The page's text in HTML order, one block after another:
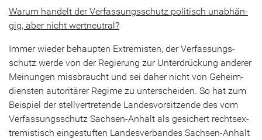
Warum han­delt der Ver­fas­sungs­schutz po­li­tisch un­ab­hän­
gig, aber nicht wert­neu­tral?
Immer wie­der be­haup­ten Ex­tre­mis­ten, der Ver­fas­sungs­
schutz werde von der Re­gie­rung zur Un­ter­drü­ckung an­de­rer
Mei­nun­gen miss­braucht und sei daher nicht von Ge­heim­
diens­ten au­to­ri­tä­rer Re­gime zu un­ter­schei­den. So hat zum
Bei­spiel der stell­ver­tre­ten­de Lan­des­vor­sit­zen­de des vom
Ver­fas­sungs­schutz Sachsen-​Anhalt als ge­si­chert rechts­ex­
tre­mis­tisch ein­ge­stuf­ten Lan­des­ver­ban­des Sachsen-​Anhalt